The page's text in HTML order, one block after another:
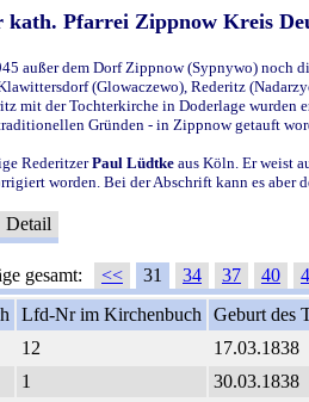
kath. Pfarrei Zippnow Kreis
außer dem Dorf Zippnow (Sypnywo) noch
(Glowaczewo), Rederitz
mit der Tochterkirche in Doderlage wurden
Gründen - in Zippnow getauft
RederitzerPaul Lüdtke aus Köln. Er weist
worden. Bei der Abschrift kann es aber
Detail
gesamt: << 31 34 37 40
Lfd-Nr im Kirchenbuch Geburt des
12 17.03.1838
1 30.03.1838